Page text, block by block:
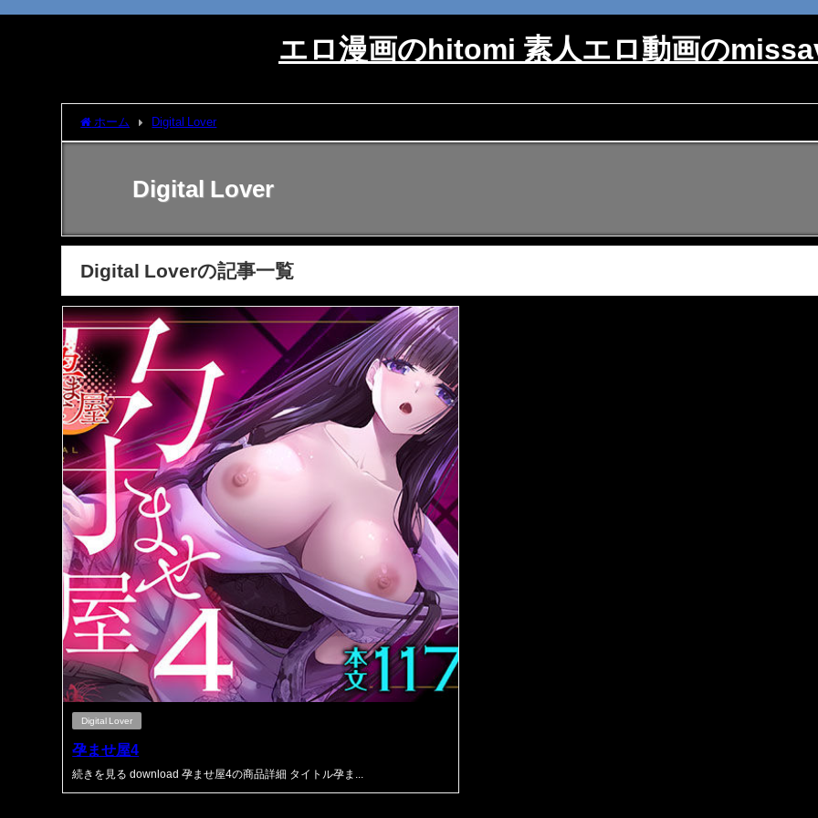
エロ漫画のhitomi 素人エロ動画の
ホーム Digital Lover
Digital Lover
Digital Loverの記事一覧
Digital Lover
孕ませ屋4
続きを見る download 孕ませ屋4の商品詳細 タイトル孕ま...